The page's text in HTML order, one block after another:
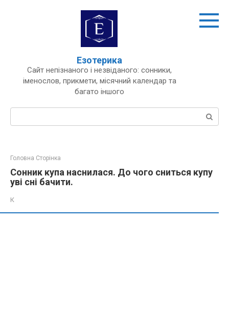
Езотерика
Сайт непізнаного і незвіданого: сонники,
іменослов, прикмети, місячний календар та
багато іншого
Пошук:
Головна Сторінка
Сонник купа наснилася. До чого сниться купу
уві сні бачити.
К